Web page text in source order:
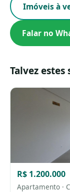
Imóveis à
Falar no
Talvez estes
R$ 1.200.000
Apartamento ·